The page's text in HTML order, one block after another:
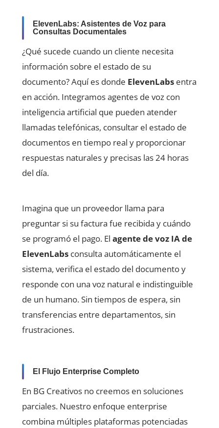
ElevenLabs: Asistentes de Voz para
Consultas Documentales
¿Qué sucede cuando un cliente necesita
información sobre el estado de su
documento? Aquí es donde ElevenLabsentra
en acción. Integramos agentes de voz con
inteligencia artificial que pueden atender
llamadas telefónicas, consultar el estado de
documentos en tiempo real y proporcionar
respuestas naturales y precisas las 24 horas
del día.
Imagina que un proveedor llama para
preguntar si su factura fue recibida y cuándo
se programó el pago. El agente de voz IA de
ElevenLabsconsulta automáticamente el
sistema, verifica el estado del documento y
responde con una voz natural e indistinguible
de un humano. Sin tiempos de espera, sin
transferencias entre departamentos, sin
frustraciones.
El Flujo Enterprise Completo
En BG Creativos no creemos en soluciones
parciales. Nuestro enfoque enterprise
combina múltiples plataformas potenciadas